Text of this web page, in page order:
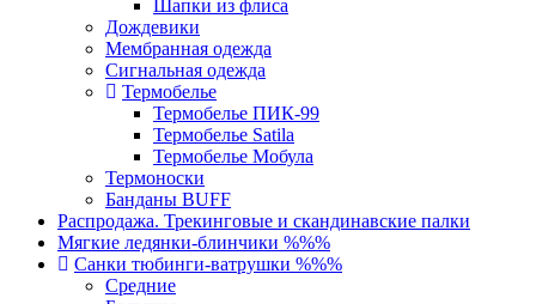
Шапки из флиса
Дождевики
Мембранная одежда
Сигнальная одежда
Термобелье
Термобелье ПИК-99
Термобелье Satila
Термобелье Мобула
Термоноски
Банданы BUFF
Распродажа. Трекинговые и скандинавские палки
Мягкие ледянки-блинчики %%%
Санки тюбинги-ватрушки %%%
Средние